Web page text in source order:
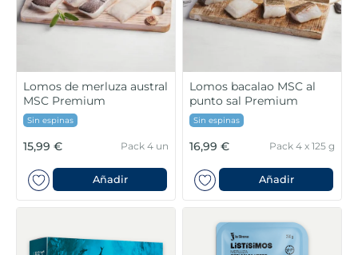
Lomos de merluza austral
MSC Premium
Sin espinas
15,99 € Pack 4 un
Añadir
Lomos bacalao MSC al
punto sal Premium
Sin espinas
16,99 € Pack 4 x 125 g
Añadir